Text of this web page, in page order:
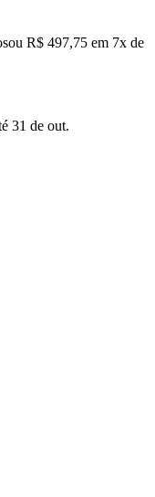
ou R$ 497,75 em 7x de
31 de out.